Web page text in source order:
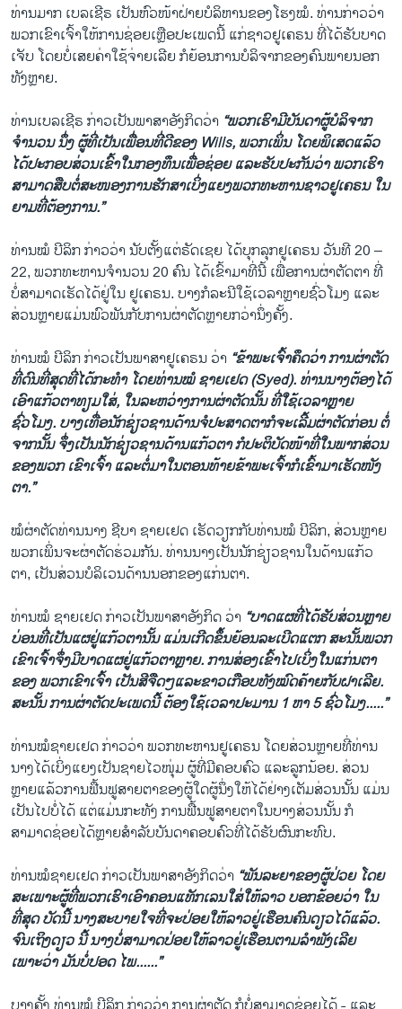
ທ່ານມາກ ເບລເຊີຣ ເປັນຫົວໜ້າຝ່າຍບໍລິຫານຂອງໂຮງໝໍ. ທ່ານກ່າວວ່າ
ພວກເຂົາເຈົ້າໃຫ້ການຊ່ອຍເຫຼືອປະເພດນີ້ ແກ່ຊາວຢູເຄຣນ ທີ່ໄດ້ຮັບບາດ
ເຈັບ ໂດຍບໍ່ເສຍຄ່າໃຊ້ຈ່າຍເລີຍ ກໍຍ້ອນການບໍລິຈາກຂອງຄົນພາຍນອກ
ທັງຫຼາຍ.
ທ່ານເບລເຊີຣ ກ່າວເປັນພາສາອັງກິດວ່າ “ພວກເຮົາມີບັນດາຜູ້ບໍລິຈາກ
ຈຳນວນ ນຶ່ງ ຜູ້ທີ່ເປັນເພື່ອນທີ່ດີຂອງ Wills, ພວກເພິ່ນ ໂດຍພິເສດແລ້ວ
ໄດ້ປະກອບສ່ວນເຂົ້າໃນກອງທຶນເພື່ອຊ່ອຍ ແລະຮັບປະກັນວ່າ ພວກເຮົາ
ສາມາດສືບຕໍ່ສະໜອງການຮັກສາເບິ່ງແຍງພວກທະຫານຊາວຢູເຄຣນ ໃນ
ຍາມທີ່ຕ້ອງການ.”
ທ່ານໝໍ ບີລິກ ກ່າວວ່າ ນັບຕັ້ງແຕ່ຣັດເຊຍ ໄດ້ບຸກລຸກຢູເຄຣນ ວັນທີ 20 –
22, ພວກທະຫານຈຳນວນ 20 ຄົນ ໄດ້ເຂົ້າມາທີ່ນີ້ ເພື່ອການຜ່າຕັດຕາ ທີ່
ບໍ່ສາມາດເຮັດໄດ້ຢູ່ໃນ ຢູເຄຣນ. ບາງກໍລະນີໃຊ້ເວລາຫຼາຍຊົ່ວໂມງ ແລະ
ສ່ວນຫຼາຍແມ່ນພົວພັນກັບການຜ່າຕັດຫຼາຍກວ່ານຶ່ງຄັ້ງ.
ທ່ານໝໍ ບີລິກ ກ່າວເປັນພາສາຢູເຄຣນ ວ່າ “ຂ້າພະເຈົ້າຄຶດວ່າ ການຜ່າຕັດ
ທີ່ດົນທີ່ສຸດທີ່ໄດ້ກະທຳ ໂດຍທ່ານໝໍ ຊາຍເຢດ (Syed). ທ່ານນາງຕ້ອງໄດ້
ເອົາແກ້ວຕາທຽມໃສ່, ໃນລະຫວ່າງການຜ່າຕັດນັ້ນ ທີ່ໃຊ້ເວລາຫຼາຍ
ຊົ່ວໂມງ. ບາງເທື່ອນັກຊ່ຽວຊານດ້ານຈໍປະສາດຕາກໍຈະເລີ້ມຜ່າຕັດກ່ອນ ຕໍ່
ຈາກນັ້ນ ຈຶ່ງເປັນນັກຊ່ຽວຊານດ້ານແກ້ວຕາ ກໍປະຕິບັດໜ້າທີ່ໃນພາກສ່ວນ
ຂອງພວກ ເຂົາເຈົ້າ ແລະຕໍ່ມາໃນຕອນທ້າຍຂ້າພະເຈົ້າກໍເຂົ້າມາເຮັດໜັງ
ຕາ.”
ໝໍຜ່າຕັດທ່ານນາງ ຊີບາ ຊາຍເຢດ ເຮັດວຽກກັບທ່ານໝໍ ບີລິກ, ສ່ວນຫຼາຍ
ພວກເພິ່ນຈະຜ່າຕັດຮ່ວມກັນ. ທ່ານນາງເປັນນັກຊ່ຽວຊານໃນດ້ານແກ້ວ
ຕາ, ເປັນສ່ວນບໍລິເວນດ້ານນອກຂອງແກ່ນຕາ.
ທ່ານໝໍ ຊາຍເຢດ ກ່າວເປັນພາສາອັງກິດ ວ່າ “ບາດແຜທີ່ໄດ້ຮັບສ່ວນຫຼາຍ
ບ່ອນທີ່ເປັນແຜຢູ່ແກ້ວຕານັ້ນ ແມ່ນເກີດຂຶ້ນຍ້ອນລະເບີດແຕກ ສະນັ້ນພວກ
ເຂົາເຈົ້າຈຶ່ງມີບາດແຜຢູ່ແກ້ວຕາຫຼາຍ. ການສ່ອງເຂົ້າໄປເບິ່ງໃນແກ່ນຕາ
ຂອງ ພວກເຂົາເຈົ້າ ເປັນສີຈືດໆແລະຂາວເກືອບທັງໝົດຄ້າຍກັບຝາເລີຍ.
ສະນັ້ນ ການຜ່າຕັດປະເພດນີ້ ຕ້ອງໃຊ້ເວລາປະມານ 1 ຫາ 5 ຊົ່ວໂມງ.....”
ທ່ານໝໍຊາຍເຢດ ກ່າວວ່າ ພວກທະຫານຢູເຄຣນ ໂດຍສ່ວນຫຼາຍທີ່ທ່ານ
ນາງໄດ້ເບິ່ງແຍງເປັນຊາຍໄວໜຸ່ມ ຜູ້ທີ່ມີຄອບຄົວ ແລະລູກນ້ອຍ. ສ່ວນ
ຫຼາຍແລ້ວການຟື້ນຟູສາຍຕາຂອງຜູ້ໃດຜູ້ນຶ່ງໃຫ້ໄດ້ຢ່າງເຕັມສ່ວນນັ້ນ ແມ່ນ
ເປັນໄປບໍ່ໄດ້ ແຕ່ແມ່ນກະທັງ ການຟື້ນຟູສາຍຕາໃນບາງສ່ວນນັ້ນ ກໍ
ສາມາດຊ່ອຍໄດ້ຫຼາຍສຳລັບບັນດາຄອບຄົວທີ່ໄດ້ຮັບຜົນກະທົບ.
ທ່ານໝໍຊາຍເຢດ ກ່າວເປັນພາສາອັງກິດວ່າ “ພັນລະຍາຂອງຜູ້ປ່ວຍ ໂດຍ
ສະເພາະຜູ້ທີ່ພວກເຮົາເອົາຄອນແທັກເລນໃສ່ໃຫ້ລາວ ບອກຂ້ອຍວ່າ ໃນ
ທີ່ສຸດ ບັດນີ້ ນາງສະບາຍໃຈທີ່ຈະປ່ອຍໃຫ້ລາວຢູ່ເຮືອນຄົນດຽວໄດ້ແລ້ວ.
ຈົນເຖິງດຽວ ນີ້ ນາງບໍ່ສາມາດປ່ອຍໃຫ້ລາວຢູ່ເຮືອນຕາມລຳພັງເລີຍ
ເພາະວ່າ ມັນບໍ່ປອດ ໄພ......”